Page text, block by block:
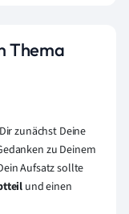
Thema
zunächst Deine
zu Deinem
Aufsatz sollte
und einen